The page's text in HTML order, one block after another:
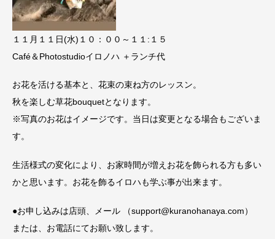
１１月１１日(水)１０：００～１１:１５
Café＆Photostudioイロノハ ＋ランチ代
お花を活ける基本と、花束の束ね方のレッスン。
秋を楽しむ草花bouquetとなります。
※写真のお花はイメージです。当日は変更となる場合もございま
す。
生活様式の変化により、お家時間が増えお花を飾られる方も多い
かと思います。お花を飾るイロハも学ぶ事が出来ます。
●お申し込みは店頭、メール （support@kuranohanaya.com）
または、お電話にてお願い致します。